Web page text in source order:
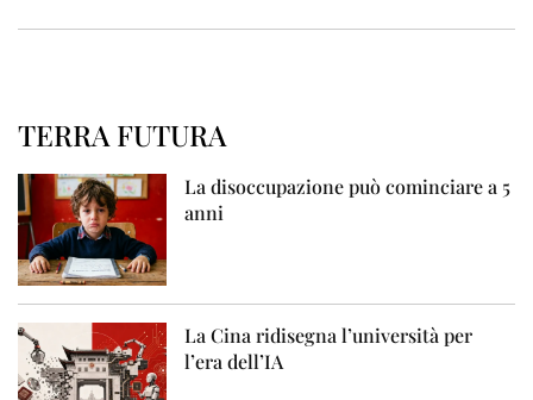
TERRA FUTURA
La disoccupazione può cominciare a 5
anni
La Cina ridisegna l’università per
l’era dell’IA